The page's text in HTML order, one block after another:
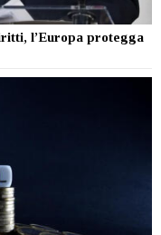
l’Europa protegga